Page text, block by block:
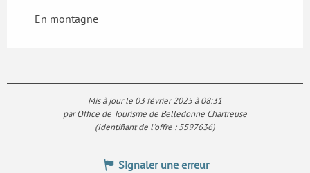
En montagne
Mis à jour le 03 février 2025 à 08:31
par Office de Tourisme de Belledonne Chartreuse
(Identifiant de l'offre :5597636)
Signaler une erreur